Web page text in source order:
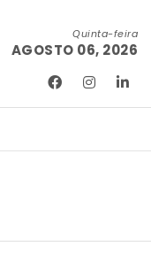
Quinta-feira
AGOSTO 06, 2026